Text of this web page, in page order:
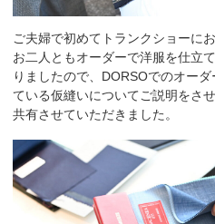
ご夫婦で初めてトランクショーに
お二人ともオーダーで洋服を仕立
りましたので、DORSOでのオー
ている仮縫いについてご説明をさ
共有させていただきました。